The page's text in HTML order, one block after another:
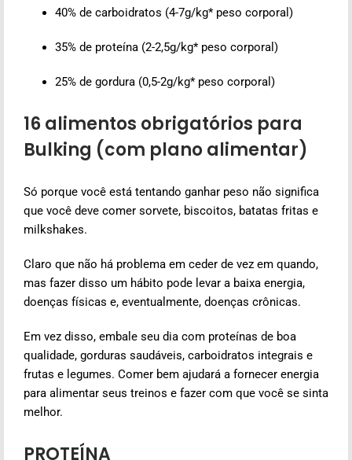
40% de carboidratos (4-7g/kg* peso corporal)
35% de proteína (2-2,5g/kg* peso corporal)
25% de gordura (0,5-2g/kg* peso corporal)
16 alimentos obrigatórios para
Bulking (com plano alimentar)
Só porque você está tentando ganhar peso não significa
que você deve comer sorvete, biscoitos, batatas fritas e
milkshakes.
Claro que não há problema em ceder de vez em quando,
mas fazer disso um hábito pode levar a baixa energia,
doenças físicas e, eventualmente, doenças crônicas.
Em vez disso, embale seu dia com proteínas de boa
qualidade, gorduras saudáveis, carboidratos integrais e
frutas e legumes. Comer bem ajudará a fornecer energia
para alimentar seus treinos e fazer com que você se sinta
melhor.
PROTEÍNA